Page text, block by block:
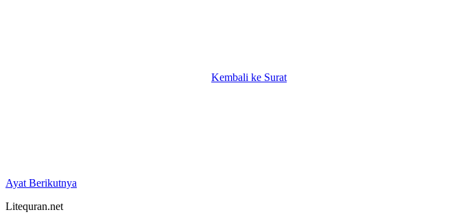
Kembali ke Surat
Ayat Berikutnya
Litequran.net